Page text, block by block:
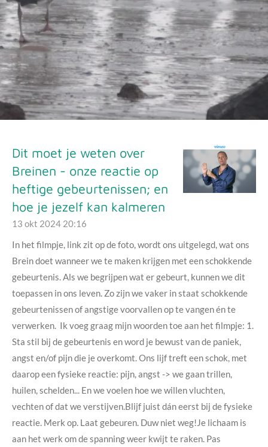
Dit moet je weten over
Breinen - onze reactie op
heftige gebeurtenissen; en
hoe je jezelf kan kalmeren
13 okt 2024 20:16
In het filmpje, link zit op de foto, wordt ons uitgelegd, wat ons
Brein doet wanneer we te maken krijgen met een schokkende
gebeurtenis. Als we begrijpen wat er gebeurt, kunnen we dit
toepassen in ons leven. Zo zijn we vaker in staat schokkende
gebeurtenissen of angstige voorvallen op te vangen én te
verwerken. Ik voeg graag mijn woorden toe aan het filmpje: 1.
Sta stil bij de gebeurtenis en word je bewust van de paniek,
angst en/of pijn die je overkomt. Ons lijf treft een schok, met
daarop een fysieke reactie: pijn, angst -> we gaan trillen,
huilen, schelden... En we voelen hoe we willen vluchten,
vechten of dat we verstijven.Blijf juist dán eerst bij de fysieke
reactie. Merk op. Laat gebeuren. Duw niet weg!Je lichaam is
aan het werk om de spanning weer kwijt te raken. Pas